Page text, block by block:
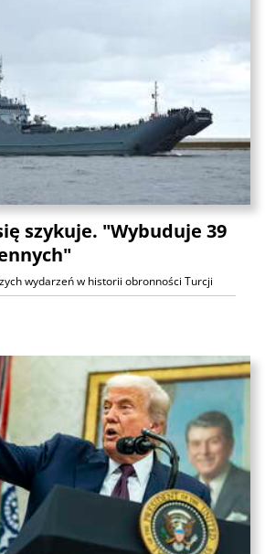
szykuje. "Wybuduje 39
wydarzeń w historii obronności Turcji